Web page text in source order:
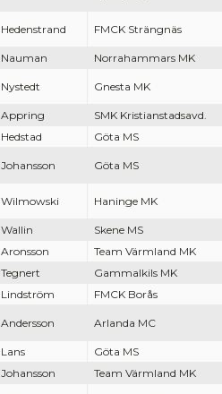
Hedenstrand FMCK Strängnäs
Nauman Norrahammars MK
Nystedt Gnesta MK
Appring
SMK Kristianstadsavd.
Hedstad Göta MS
Johansson Göta MS
Wilmowski Haninge MK
Wallin
Skene MS
Aronsson
Team Värmland MK
Tegnert
Gammalkils MK
Lindström FMCK Borås
Andersson Arlanda MC
Lans
Göta MS
Johansson Team Värmland MK